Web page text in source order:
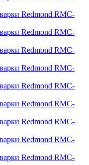
Redmond RMC-
Redmond RMC-
Redmond RMC-
Redmond RMC-
Redmond RMC-
Redmond RMC-
Redmond RMC-
Redmond RMC-
Redmond RMC-